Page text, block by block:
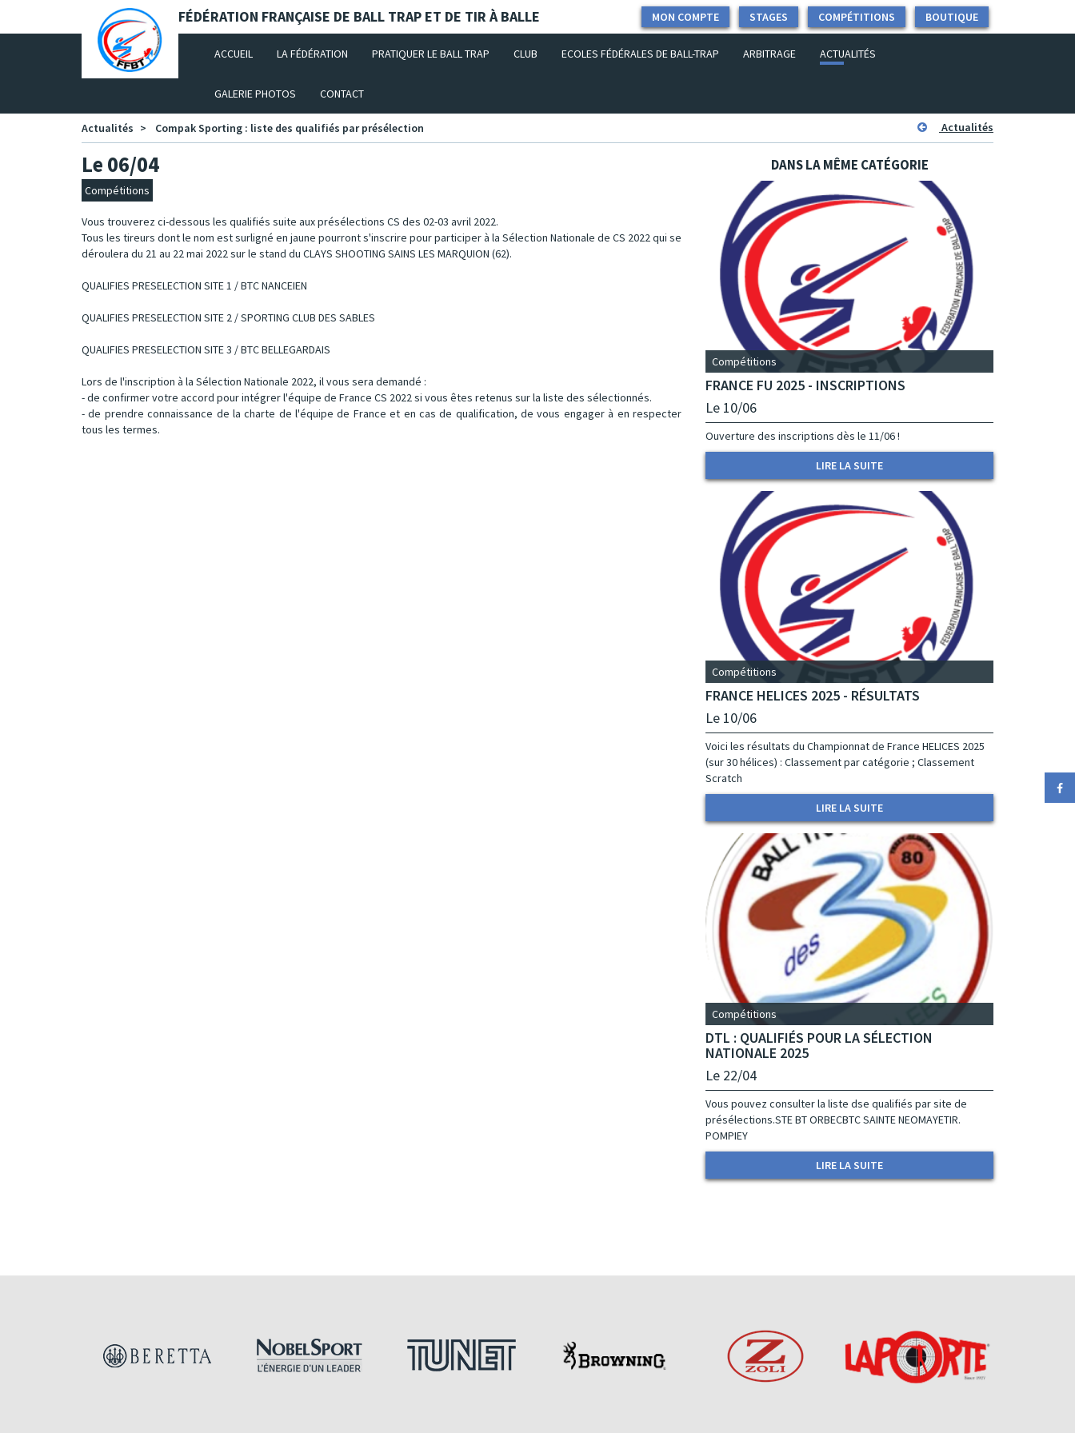
Panneau de gestion des cookies FÉDÉRATION FRANÇAISE DE BALL TRAP ET DE TIR À BALLE BOUTIQUE
COMPÉTITIONS
STAGES
MON COMPTE
ACCUEIL (CURRENT)
LA FÉDÉRATION PRATIQUER LE BALL TRAP CLUB ECOLES FÉDÉRALES DE BALL-TRAP ARBITRAGE ACTUALITÉS
GALERIE PHOTOS CONTACT
Actualités Compak Sporting : liste des qualifiés par présélection Actualités
Le 06/04
Compétitions
Vous trouverez ci-dessous les qualifiés suite aux présélections CS des 02-03 avril 2022.
Tous les tireurs dont le nom est surligné en jaune pourront s'inscrire pour participer à la Sélection Nationale de CS 2022 qui se
déroulera du 21 au 22 mai 2022 sur le stand du CLAYS SHOOTING SAINS LES MARQUION (62).
QUALIFIES PRESELECTION SITE 1 / BTC NANCEIEN
QUALIFIES PRESELECTION SITE 2 / SPORTING CLUB DES SABLES
QUALIFIES PRESELECTION SITE 3 / BTC BELLEGARDAIS
Lors de l'inscription à la Sélection Nationale 2022, il vous sera demandé :
- de confirmer votre accord pour intégrer l'équipe de France CS 2022 si vous êtes retenus sur la liste des sélectionnés.
- de prendre connaissance de la charte de l'équipe de France et en cas de qualification, de vous engager à en respecter
tous les termes.
DANS LA MÊME CATÉGORIE
Compétitions
FRANCE FU 2025 - INSCRIPTIONS
Le 10/06
Ouverture des inscriptions dès le 11/06 !
LIRE LA SUITE
Compétitions
FRANCE HELICES 2025 - RÉSULTATS
Le 10/06
Voici les résultats du Championnat de France HELICES 2025
(sur 30 hélices) : Classement par catégorie ; Classement
Scratch
LIRE LA SUITE
Compétitions
DTL : QUALIFIÉS POUR LA SÉLECTION
NATIONALE 2025
Le 22/04
Vous pouvez consulter la liste dse qualifiés par site de
présélections.STE BT ORBECBTC SAINTE NEOMAYETIR.
POMPIEY
LIRE LA SUITE